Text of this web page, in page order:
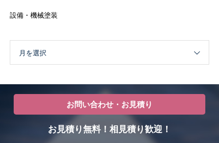
設備・機械塗装
月を選択
お問い合わせ・お見積り
お見積り無料！相見積り歓迎！